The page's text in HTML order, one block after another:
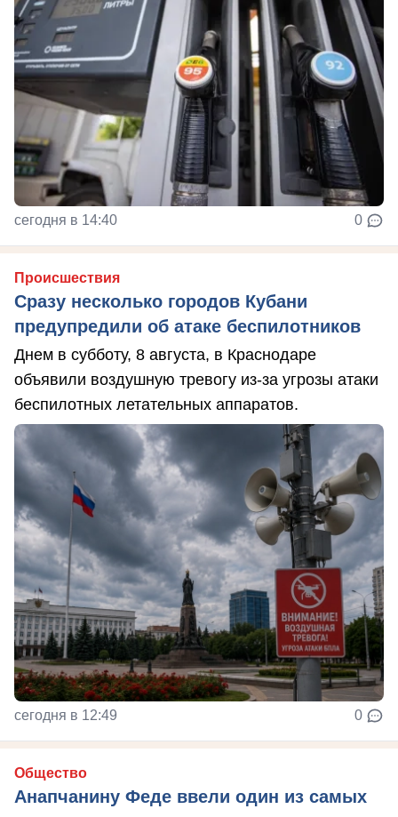
сегодня в 14:40 0
Происшествия
Сразу несколько городов Кубани
предупредили об атаке беспилотников
Днем в субботу, 8 августа, в Краснодаре
объявили воздушную тревогу из-за угрозы атаки
беспилотных летательных аппаратов.
сегодня в 12:49 0
Общество
Анапчанину Феде ввели один из самых